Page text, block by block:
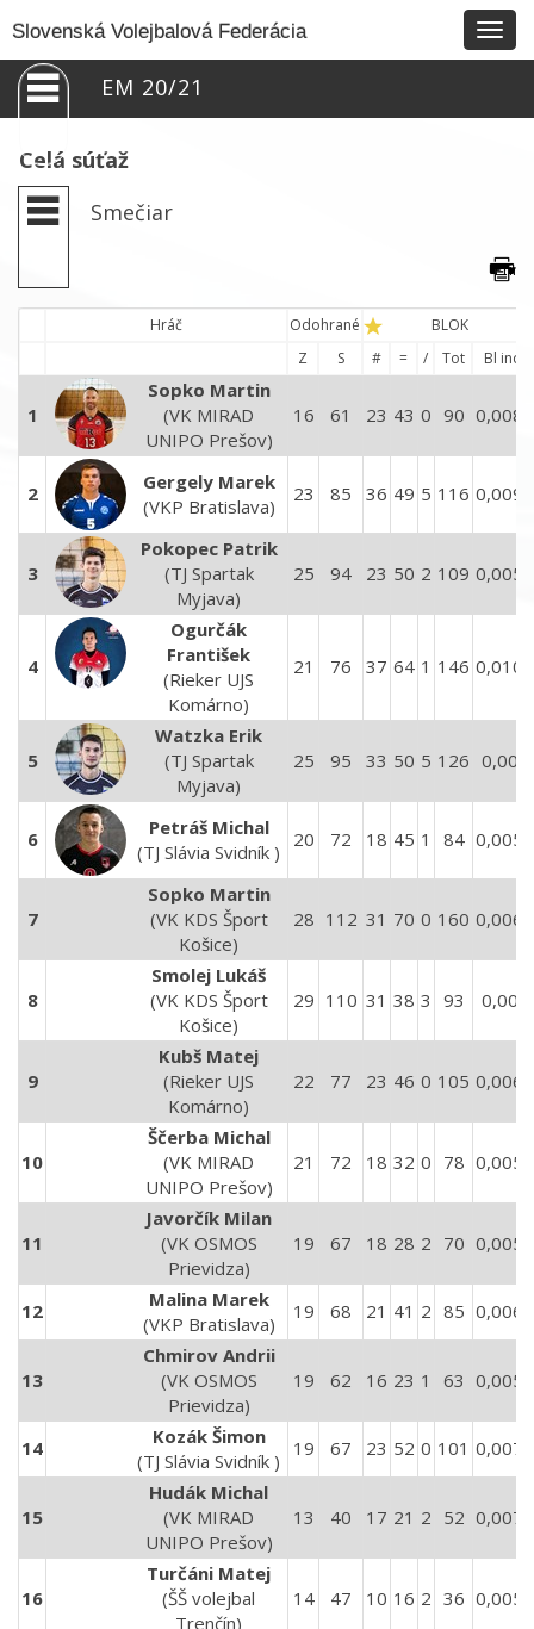
Slovenská Volejbalová Federácia
EM 20/21
Celá súťaž
Smečiar
Hráč Odohrané
BLOK
Z
S # = / Tot Bl ind.
1
Sopko Martin
(VK MIRAD
UNIPO Prešov)
16 61 23 43 0 90 0,0085
2
Gergely Marek
(VKP Bratislava)
23 85 36 49 5 116 0,0095
3
Pokopec Patrik
(TJ Spartak
Myjava)
25 94 23 50 2 109 0,0056
4
Ogurčák
František
(Rieker UJS
Komárno)
21 76 37 64 1 146 0,0105
5
Watzka Erik
(TJ Spartak
Myjava)
25 95 33 50 5 126 0,008
6
Petráš Michal
(TJ Slávia Svidník )
20 72 18 45 1 84 0,0053
7
Sopko Martin
(VK KDS Šport
Košice)
28 112 31 70 0 160 0,0062
8
Smolej Lukáš
(VK KDS Šport
Košice)
29 110 31 38 3 93 0,006
9
Kubš Matej
(Rieker UJS
Komárno)
22 77 23 46 0 105 0,0063
10
Ščerba Michal
(VK MIRAD
UNIPO Prešov)
21 72 18 32 0 78 0,0051
11
Javorčík Milan
(VK OSMOS
Prievidza)
19 67 18 28 2 70 0,0059
12
Malina Marek
(VKP Bratislava)
19 68 21 41 2 85 0,0069
13
Chmirov Andrii
(VK OSMOS
Prievidza)
19 62 16 23 1 63 0,0055
14
Kozák Šimon
(TJ Slávia Svidník )
19 67 23 52 0 101 0,0072
15
Hudák Michal
(VK MIRAD
UNIPO Prešov)
13 40 17 21 2 52 0,0078
16
Turčáni Matej
(ŠŠ volejbal
Trenčín)
14 47 10 16 2 36 0,0051